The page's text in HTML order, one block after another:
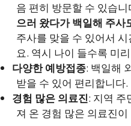
음 편히 방문할 수 있습니
으러 왔다가 백일해 주사
주사를 맞을 수 있어서
요. 역시 나이 들수록 미
다양한 예방접종: 백일해
받을 수 있어 편리합니다.
경험 많은 의료진: 지역 주
져 온 경험 많은 의료진